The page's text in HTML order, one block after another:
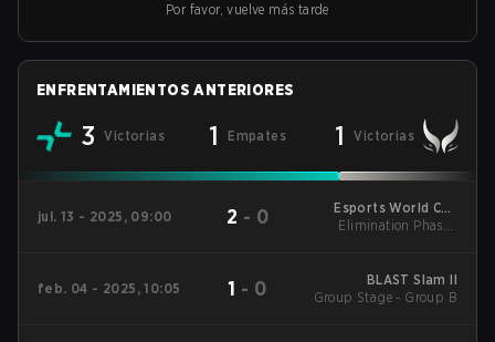
Por favor, vuelve más tarde
ENFRENTAMIENTOS ANTERIORES
3 Victorias 1 Empates 1 Victorias
jul. 13 - 2025, 09:00 2 - 0
Esports World Cup
2025 Dota2
Elimination Phase -
feb. 04 - 2025, 10:05 1 - 0
BLAST Slam II
Group Stage - Group B